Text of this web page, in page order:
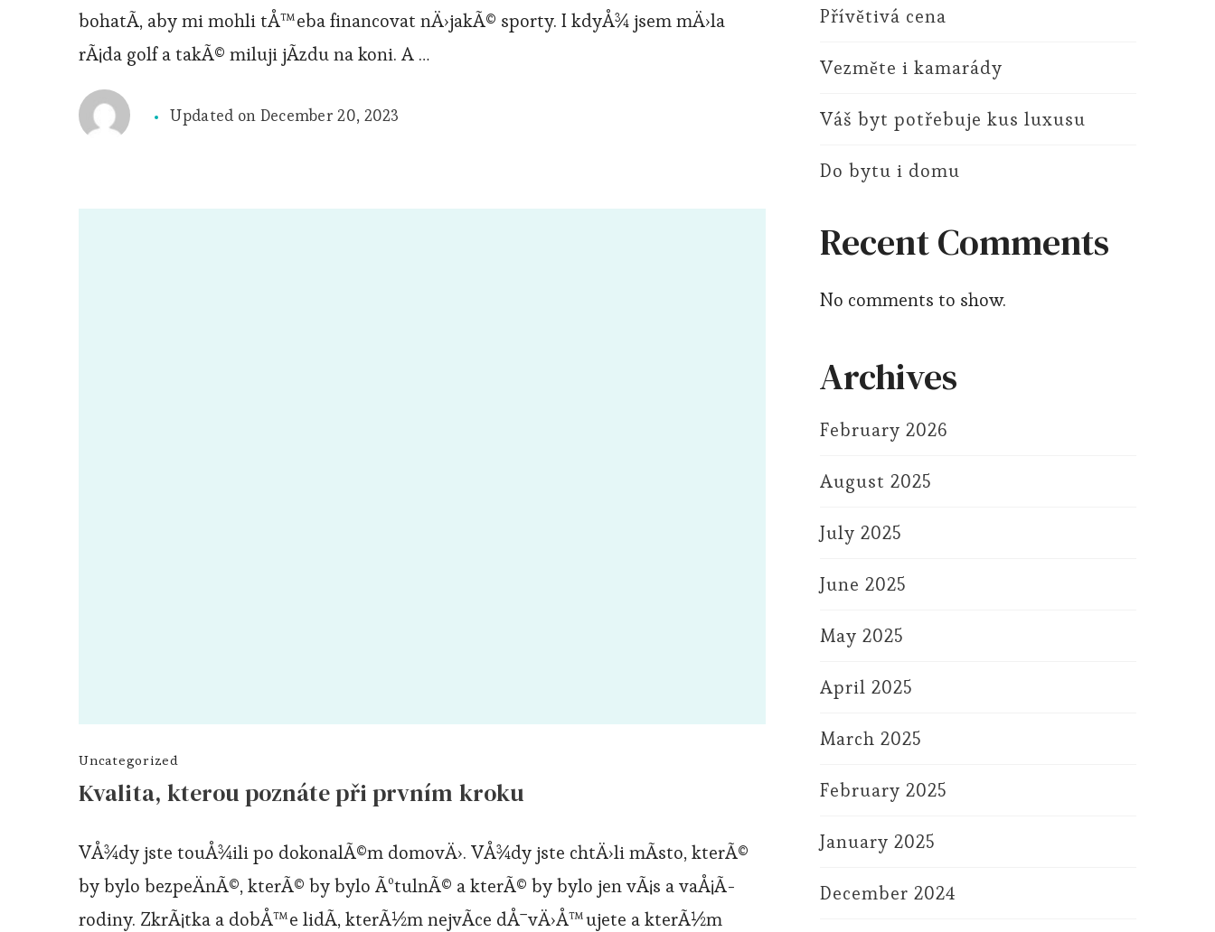
bohatÃ­, aby mi mohli tÅ™eba financovat nÄ›jakÃ© sporty. I kdyÅ¾ jsem mÄ›la
rÃ¡da golf a takÃ© miluji jÃ­zdu na koni. A …
Updated on December 20, 2023
Uncategorized
Kvalita, kterou poznáte při prvním kroku
VÅ¾dy jste touÅ¾ili po dokonalÃ©m domovÄ›. VÅ¾dy jste chtÄ›li mÃ­sto, kterÃ©
by bylo bezpeÄnÃ©, kterÃ© by bylo ÃºtulnÃ© a kterÃ© by bylo jen vÃ¡s a vaÅ¡Ã­
rodiny. ZkrÃ¡tka a dobÅ™e lidÃ­, kterÃ½m nejvÃ­ce dÅ¯vÄ›Å™ujete a kterÃ½m
Přívětivá cena
Vezměte i kamarády
Váš byt potřebuje kus luxusu
Do bytu i domu
Recent Comments
No comments to show.
Archives
February 2026
August 2025
July 2025
June 2025
May 2025
April 2025
March 2025
February 2025
January 2025
December 2024